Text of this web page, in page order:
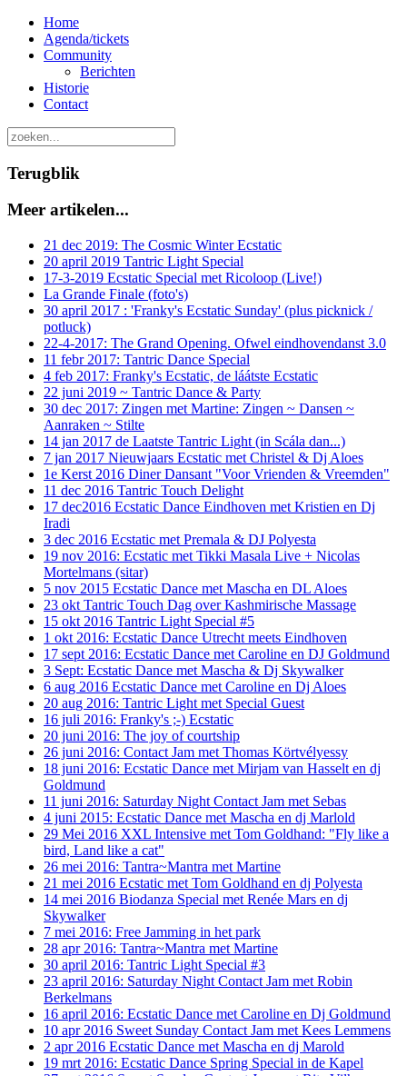
Home
Agenda/tickets
Community
Berichten
Historie
Contact
Terugblik
Meer artikelen...
21 dec 2019: The Cosmic Winter Ecstatic
20 april 2019 Tantric Light Special
17-3-2019 Ecstatic Special met Ricoloop (Live!)
La Grande Finale (foto's)
30 april 2017 : 'Franky's Ecstatic Sunday' (plus picknick /
potluck)
22-4-2017: The Grand Opening. Ofwel eindhovendanst 3.0
11 febr 2017: Tantric Dance Special
4 feb 2017: Franky's Ecstatic, de láátste Ecstatic
22 juni 2019 ~ Tantric Dance & Party
30 dec 2017: Zingen met Martine: Zingen ~ Dansen ~
Aanraken ~ Stilte
14 jan 2017 de Laatste Tantric Light (in Scála dan...)
7 jan 2017 Nieuwjaars Ecstatic met Christel & Dj Aloes
1e Kerst 2016 Diner Dansant "Voor Vrienden & Vreemden"
11 dec 2016 Tantric Touch Delight
17 dec2016 Ecstatic Dance Eindhoven met Kristien en Dj
Iradi
3 dec 2016 Ecstatic met Premala & DJ Polyesta
19 nov 2016: Ecstatic met Tikki Masala Live + Nicolas
Mortelmans (sitar)
5 nov 2015 Ecstatic Dance met Mascha en DL Aloes
23 okt Tantric Touch Dag over Kashmirische Massage
15 okt 2016 Tantric Light Special #5
1 okt 2016: Ecstatic Dance Utrecht meets Eindhoven
17 sept 2016: Ecstatic Dance met Caroline en DJ Goldmund
3 Sept: Ecstatic Dance met Mascha & Dj Skywalker
6 aug 2016 Ecstatic Dance met Caroline en Dj Aloes
20 aug 2016: Tantric Light met Special Guest
16 juli 2016: Franky's ;-) Ecstatic
20 juni 2016: The joy of courtship
26 juni 2016: Contact Jam met Thomas Körtvélyessy
18 juni 2016: Ecstatic Dance met Mirjam van Hasselt en dj
Goldmund
11 juni 2016: Saturday Night Contact Jam met Sebas
4 juni 2015: Ecstatic Dance met Mascha en dj Marlold
29 Mei 2016 XXL Intensive met Tom Goldhand: "Fly like a
bird, Land like a cat"
26 mei 2016: Tantra~Mantra met Martine
21 mei 2016 Ecstatic met Tom Goldhand en dj Polyesta
14 mei 2016 Biodanza Special met Renée Mars en dj
Skywalker
7 mei 2016: Free Jamming in het park
28 apr 2016: Tantra~Mantra met Martine
30 april 2016: Tantric Light Special #3
23 april 2016: Saturday Night Contact Jam met Robin
Berkelmans
16 april 2016: Ecstatic Dance met Caroline en Dj Goldmund
10 apr 2016 Sweet Sunday Contact Jam met Kees Lemmens
2 apr 2016 Ecstatic Dance met Mascha en dj Marold
19 mrt 2016: Ecstatic Dance Spring Special in de Kapel